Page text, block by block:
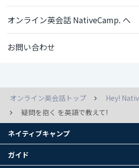
オンライン英会話 NativeCamp. へ
お問い合わせ
オンライン英会話トップ
Hey!
疑問を抱く を英語で教えて!
ネイティブキャンプ
ガイド